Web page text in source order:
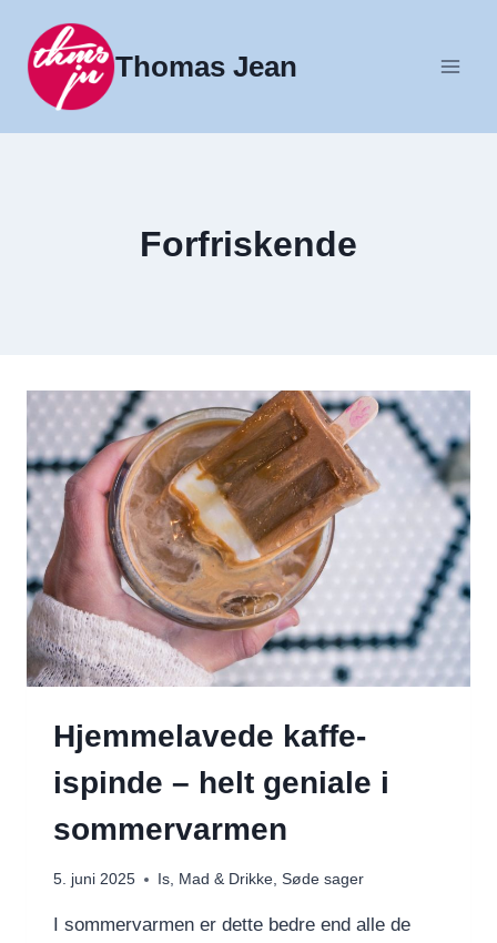
indhold
Thomas Jean
Forfriskende
Hjemmelavede kaffe-
ispinde – helt geniale i
sommervarmen
5. juni 2025 Is, Mad & Drikke, Søde sager
I sommervarmen er dette bedre end alle de